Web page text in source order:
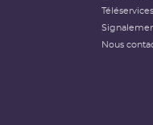
Téléservices
Nous